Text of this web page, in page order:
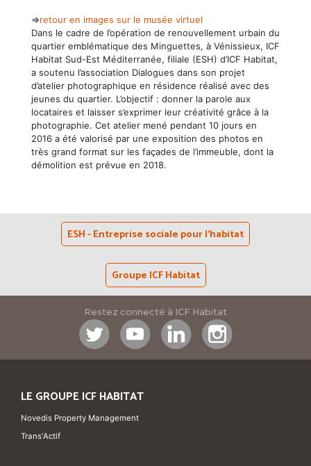
⇒retour en images sur le musée virtuel
Dans le cadre de l’opération de renouvellement urbain du
quartier emblématique des Minguettes, à Vénissieux, ICF
Habitat Sud-Est Méditerranée, filiale (ESH) d’ICF Habitat,
a soutenu l’association Dialogues dans son projet
d’atelier photographique en résidence réalisé avec des
jeunes du quartier. L’objectif : donner la parole aux
locataires et laisser s’exprimer leur créativité grâce à la
photographie. Cet atelier mené pendant 10 jours en
2016 a été valorisé par une exposition des photos en
très grand format sur les façades de l’immeuble, dont la
démolition est prévue en 2018.
ESH - Entreprise sociale pour l'habitat
Groupe ICF Habitat
Restez connecté à ICF Habitat
LE GROUPE ICF HABITAT
Novedis Property Management
Trans'Actif